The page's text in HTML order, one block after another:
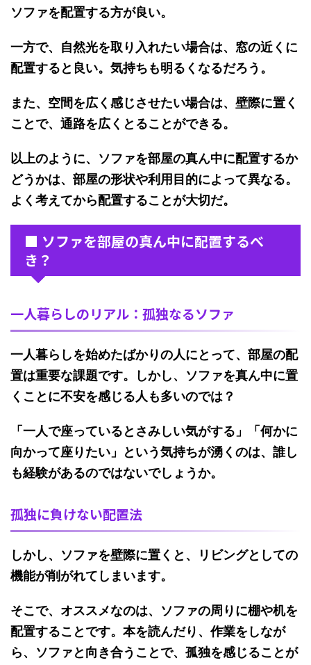
ソファを配置する方が良い。
一方で、 自然光を取り入れたい場合は、窓の近くに
配置すると良い。気持ちも明るくなるだろう。
また、空間を広く感じさせたい場合は、壁際に置く
ことで、通路を広くとることができる。
以上のように、ソファを部屋の真ん中に配置するか
どうかは、部屋の形状や利用目的によって異なる。
よく考えてから配置することが大切だ。
■ ソファを部屋の真ん中に配置するべ
き？
一人暮らしのリアル：孤独なるソファ
一人暮らしを始めたばかりの人にとって、部屋の配
置は重要な課題です。しかし、ソファを真ん中に置
くことに不安を感じる人も多いのでは？
「一人で座っているとさみしい気がする」「何かに
向かって座りたい」という気持ちが湧くのは、誰し
も経験があるのではないでしょうか。
孤独に負けない配置法
しかし、ソファを壁際に置くと、リビングとしての
機能が削がれてしまいます。
そこで、オススメなのは、ソファの周りに棚や机を
配置することです。本を読んだり、作業をしなが
ら、ソファと向き合うことで、孤独を感じることが